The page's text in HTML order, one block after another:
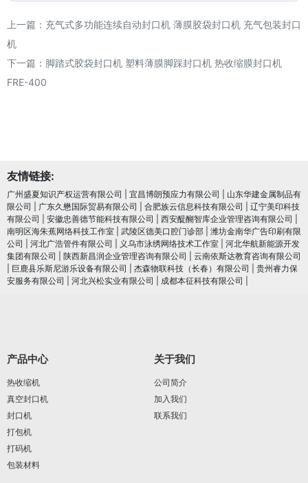
上一篇： 充气式多功能连续自动封口机 薄膜胶袋封口机 充气包装封口
机
下一篇： 脚踏式胶袋封口机 塑料薄膜脚踩封口机 热收缩膜封口机
FRE-400
友情链接:
广州盛夏知识产权运营有限公司 宜昌博朗预应力有限公司
山东华建金属制品有
限公司
广东久懋国际贸易有限公司 合肥族云信息科技有限公司
辽宁美印科技
有限公司
安徽忠善德节能科技有限公司 西安醍醐智库企业管理咨询有限公司
南明区海朱蕉网络科技工作室
武陵区德美口腔门诊部
潍坊金南华广告印刷有限
公司
河北广浩管件有限公司 义乌市泳绣网络技术工作室
河北华航新能源开发
集团有限公司
陕西新昌润企业管理咨询有限公司
云南依斯达教育咨询有限公司
巨鹿县乐斯尼游乐设备有限公司 杰森物联科技（长春）有限公司
贵州睿力保
安服务有限公司
河北兴松实业有限公司 成都本征科技有限公司
产品中心
热收缩机
真空封口机
封口机
打包机
打码机
包装材料
关于我们
公司简介
加入我们
联系我们